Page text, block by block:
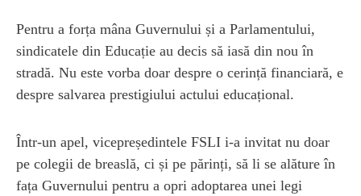
Pentru a forța mâna Guvernului și a Parlamentului,
sindicatele din Educație au decis să iasă din nou în
stradă. Nu este vorba doar despre o cerință financiară, e
despre salvarea prestigiului actului educațional.
Într-un apel, vicepreședintele FSLI i-a invitat nu doar
pe colegii de breaslă, ci și pe părinți, să li se alăture în
fața Guvernului pentru a opri adoptarea unei legi